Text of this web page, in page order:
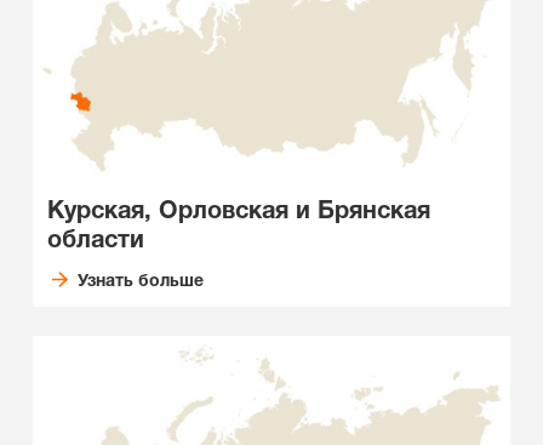
Курская, Орловская и Брянская
области
Узнать больше